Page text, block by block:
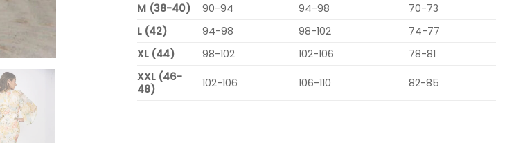
M (38-40)
90-94 94-98
70-73
L (42)
94-98 98-102
74-77
XL (44)
98-102 102-106
78-81
XXL (46-
48)
102-106 106-110 82-85